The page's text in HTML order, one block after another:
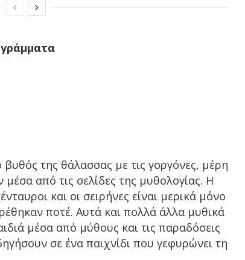
της θάλασσας με τις γοργόνες, μέρη
από τις σελίδες της μυθολογίας. Η
και οι σειρήνες είναι μερικά μόνο
ποτέ. Αυτά και πολλά άλλα μυθικά
μέσα από μύθους και τις παραδόσεις
σε ένα παιχνίδι που γεφυρώνει τη